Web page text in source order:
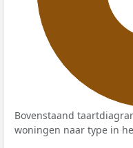
Bovenstaand
woningen naar type in